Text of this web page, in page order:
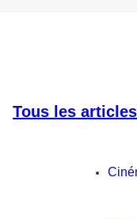
Tous les